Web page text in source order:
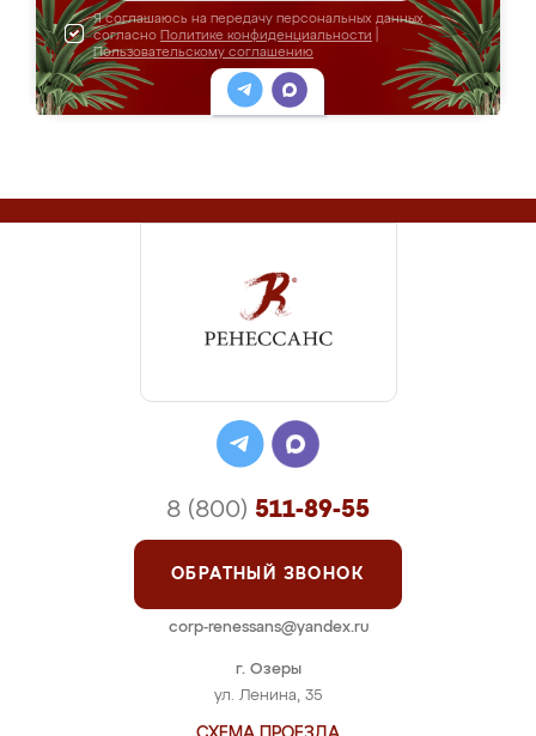
Я соглашаюсь на передачу персональных данных
согласно Политике конфиденциальности
Пользовательскому соглашению
г. Озеры
ул. Ленина, 35
8 (800) 511-89-55
ОБРАТНЫЙ ЗВОНОК
corp-renessans@yandex.ru